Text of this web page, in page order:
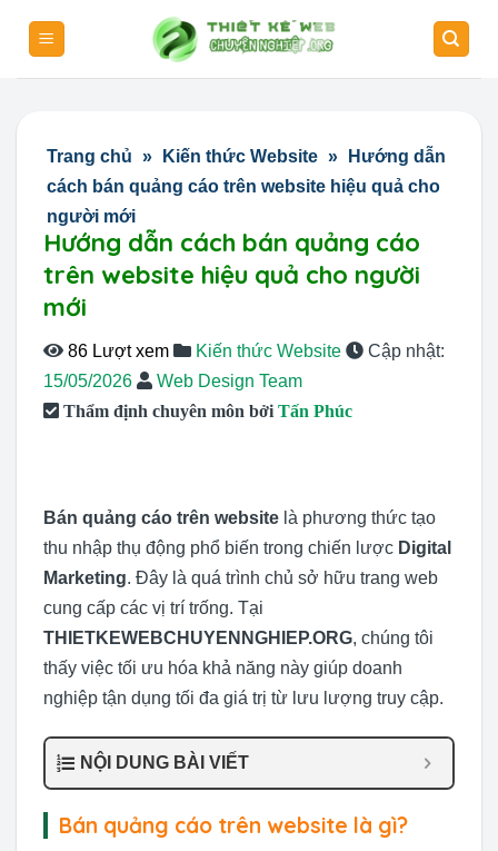
content
Trang chủ » Kiến thức Website »
Hướng dẫn
cách bán quảng cáo trên website hiệu quả cho
người mới
Hướng dẫn cách bán quảng cáo
trên website hiệu quả cho người
mới
86 Lượt xem Kiến thức Website
Cập nhật:
15/05/2026
Web Design Team
Thẩm định chuyên môn bởi Tấn Phúc
Bán quảng cáo trên website là phương thức tạo
thu nhập thụ động phổ biến trong chiến lược Digital
Marketing. Đây là quá trình chủ sở hữu trang web
cung cấp các vị trí trống. Tại
THIETKEWEBCHUYENNGHIEP.ORG, chúng tôi
thấy việc tối ưu hóa khả năng này giúp doanh
nghiệp tận dụng tối đa giá trị từ lưu lượng truy cập.
NỘI DUNG BÀI VIẾT
Bán quảng cáo trên website là gì?